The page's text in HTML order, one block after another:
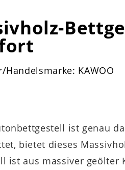
Handelsmarke: KAWOO
ist genau
bietet dieses
ist aus massiver geölter